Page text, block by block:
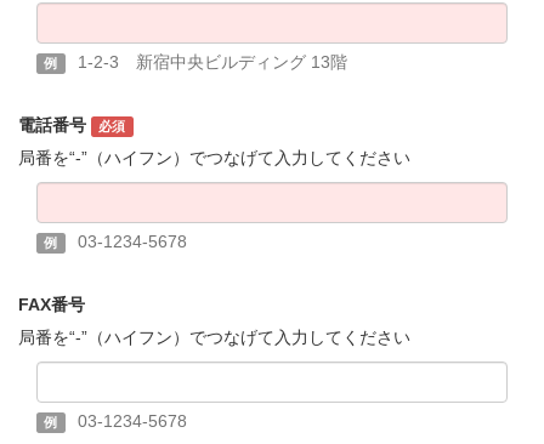
例 1-2-3 新宿中央ビルディング 13階
電話番号 必須
局番を“-”（ハイフン）でつなげて入力してください
例 03-1234-5678
FAX番号
局番を“-”（ハイフン）でつなげて入力してください
例 03-1234-5678